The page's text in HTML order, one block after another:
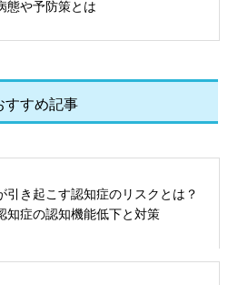
態や予防策とは
すすめ記事
引き起こす認知症のリスクとは？
知症の認知機能低下と対策